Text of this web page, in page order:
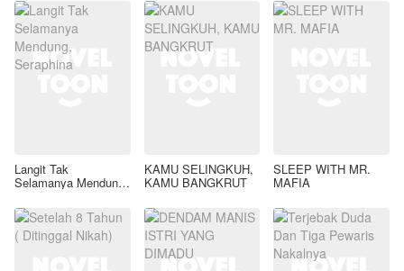
Langit Tak
Selamanya Mendung,
KAMU SELINGKUH,
KAMU BANGKRUT
SLEEP WITH MR.
MAFIA